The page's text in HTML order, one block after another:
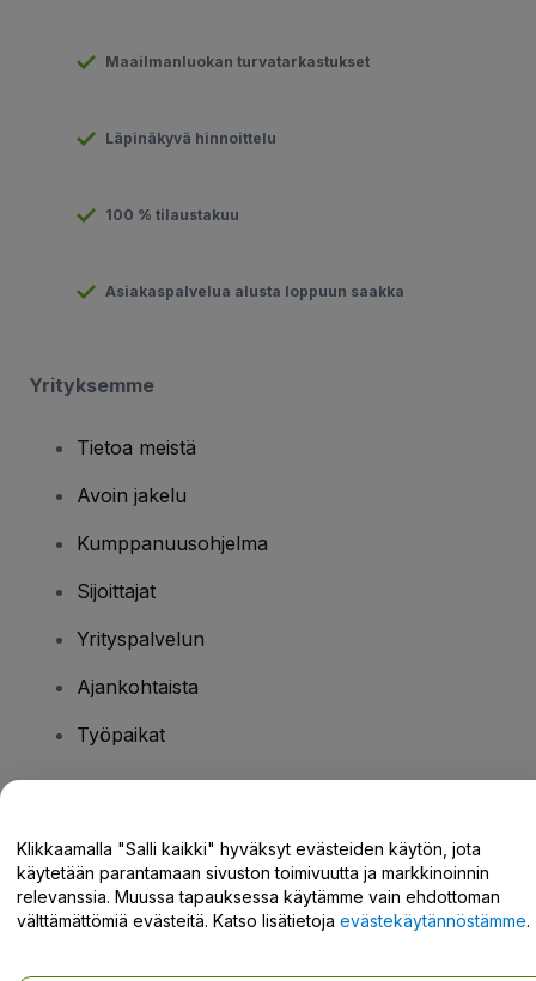
Maailmanluokan turvatarkastukset
Läpinäkyvä hinnoittelu
100 % tilaustakuu
Asiakaspalvelua alusta loppuun saakka
Yrityksemme
Tietoa meistä
Avoin jakelu
Kumppanuusohjelma
Sijoittajat
Yrityspalvelun
Ajankohtaista
Työpaikat
Tukikeskus / Ota meihin yhteyttä
Klikkaamalla "Salli kaikki" hyväksyt evästeiden käytön, jota
käytetään parantamaan sivuston toimivuutta ja markkinoinnin
relevanssia. Muussa tapauksessa käytämme vain ehdottoman
välttämättömiä evästeitä. Katso lisätietoja evästekäytännöstämme.